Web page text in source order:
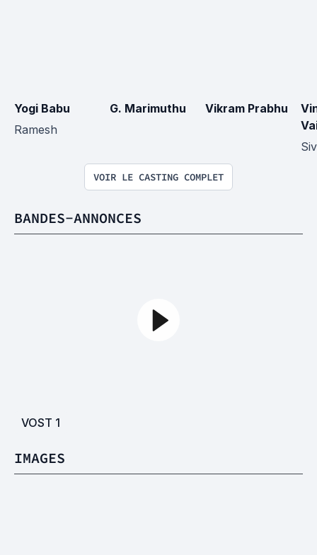
Yogi Babu
Ramesh
G. Marimuthu Vikram Prabhu
VOIR LE CASTING COMPLET
BANDES-ANNONCES
VOST 1
IMAGES